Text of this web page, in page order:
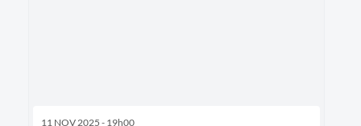
11 NOV 2025 - 19h00